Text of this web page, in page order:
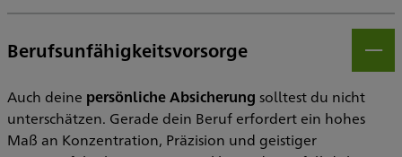
Berufsunfähigkeitsvorsorge
Auch deine persönliche Absicherung solltest du nicht
unterschätzen. Gerade dein Beruf erfordert ein hohes
Maß an Konzentration, Präzision und geistiger